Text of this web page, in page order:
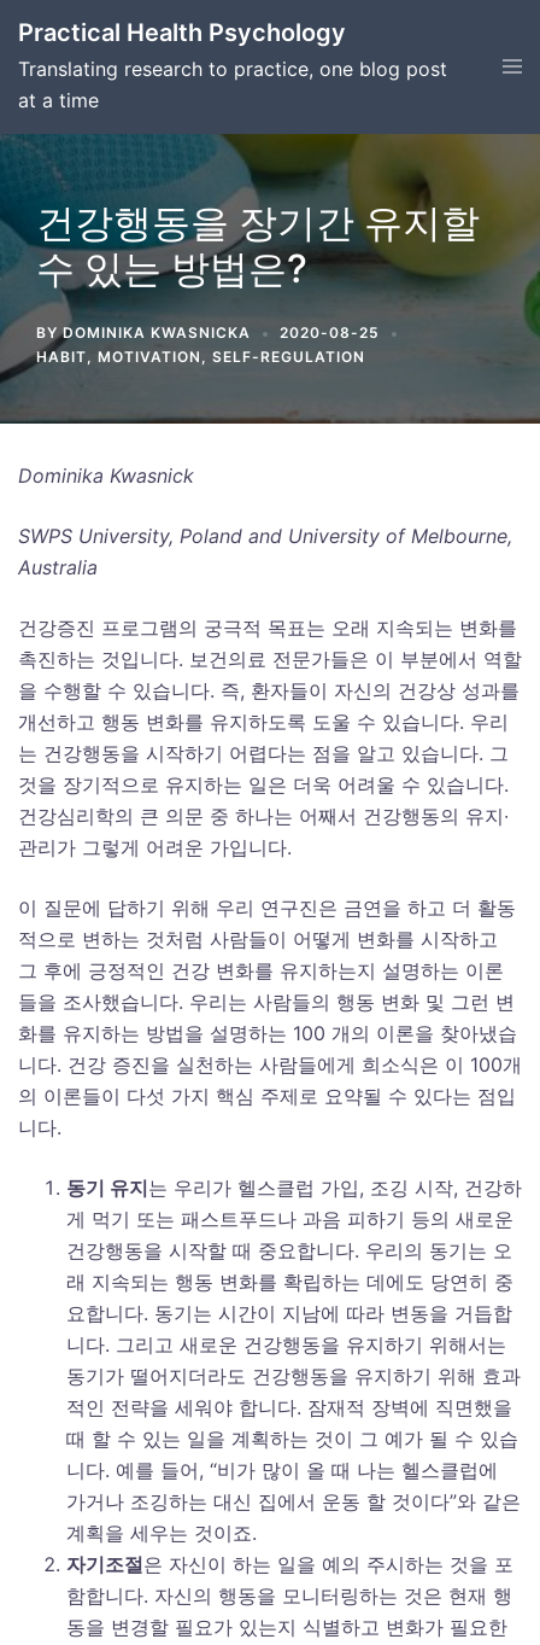
content
Practical Health Psychology
Translating research to practice, one blog post
at a time
건강행동을 장기간 유지할
수 있는 방법은?
BYDOMINIKA KWASNICKA
2020-08-25
HABIT, MOTIVATION , SELF-REGULATION
Dominika Kwasnick
SWPS University, Poland and University of Melbourne,
Australia
건강증진 프로그램의 궁극적 목표는 오래 지속되는 변화를
촉진하는 것입니다. 보건의료 전문가들은 이 부분에서 역할
을 수행할 수 있습니다. 즉, 환자들이 자신의 건강상 성과를
개선하고 행동 변화를 유지하도록 도울 수 있습니다. 우리
는 건강행동을 시작하기 어렵다는 점을 알고 있습니다. 그
것을 장기적으로 유지하는 일은 더욱 어려울 수 있습니다.
건강심리학의 큰 의문 중 하나는 어째서 건강행동의 유지∙
관리가 그렇게 어려운 가입니다.
이 질문에 답하기 위해 우리 연구진은 금연을 하고 더 활동
적으로 변하는 것처럼 사람들이 어떻게 변화를 시작하고
그 후에 긍정적인 건강 변화를 유지하는지 설명하는 이론
들을 조사했습니다. 우리는 사람들의 행동 변화 및 그런 변
화를 유지하는 방법을 설명하는 100 개의 이론을 찾아냈습
니다. 건강 증진을 실천하는 사람들에게 희소식은 이 100개
의 이론들이 다섯 가지 핵심 주제로 요약될 수 있다는 점입
니다.
동기 유지는 우리가 헬스클럽 가입, 조깅 시작, 건강하
게 먹기 또는 패스트푸드나 과음 피하기 등의 새로운
건강행동을 시작할 때 중요합니다. 우리의 동기는 오
래 지속되는 행동 변화를 확립하는 데에도 당연히 중
요합니다. 동기는 시간이 지남에 따라 변동을 거듭합
니다. 그리고 새로운 건강행동을 유지하기 위해서는
동기가 떨어지더라도 건강행동을 유지하기 위해 효과
적인 전략을 세워야 합니다. 잠재적 장벽에 직면했을
때 할 수 있는 일을 계획하는 것이 그 예가 될 수 있습
니다. 예를 들어, “비가 많이 올 때 나는 헬스클럽에
가거나 조깅하는 대신 집에서 운동 할 것이다”와 같은
계획을 세우는 것이죠.
자기조절은 자신이 하는 일을 예의 주시하는 것을 포
함합니다. 자신의 행동을 모니터링하는 것은 현재 행
동을 변경할 필요가 있는지 식별하고 변화가 필요한